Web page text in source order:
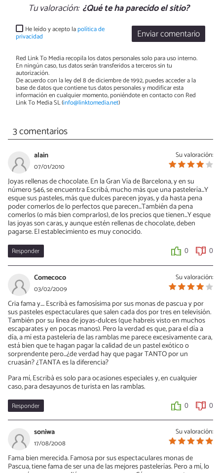
Tu valoración: ¿Qué te ha parecido el sitio?
Enviar comentario
He leído y acepto lapolítica de
privacidad
Red Link To Media recopila los datos personales solo para uso interno.
En ningún caso, tus datos serán transferidos a terceros sin tu
autorización.
De acuerdo con la ley del 8 de diciembre de 1992, puedes acceder a la
base de datos que contiene tus datos personales y modificar esta
información en cualquier momento, poniéndote en contacto con Red
Link To Media SL (info@linktomedia.net)
3 comentarios
Su valoración:
alain
07/01/2010
Joyas rellenas de chocolate. En la Gran Vía de Barcelona, y en su
número 546, se encuentra Escribá, mucho más que una pastelería...Y
esque sus pasteles, más que dulces parecen joyas, y da hasta pena
poder comerlos de lo perfectos que parecen...También da pena
comerlos (o más bien comprarlos), de los precios que tienen...Y esque
las joyas son caras, y aunque estén rellenas de chocolate, deben
pagarse. El establecimiento es muy conocido.
Responder 0 0
Su valoración:
Comecoco
03/02/2009
Cria fama y.... Escribà es famosísima por sus monas de pascua y por
sus pasteles espectaculares que salen cada dos por tres en televisión.
También por su línea de joyas-dulces (que habreis visto en muchos
escaparates y en pocas manos). Pero la verdad es que, para el día a
día, a mí esta pastelería de las ramblas me parece excesivamente cara,
está bien que te hagan pagar la calidad de un pastel exótico o
sorprendente pero...¿de verdad hay que pagar TANTO por un
cruasán? ¿TANTA es la diferencia?
Para mí, Escribà es solo para ocasiones especiales y, en cualquier
caso, para desayunos de turista en las ramblas.
Responder 0 0
Su valoración:
soniwa
17/08/2008
Fama bien merecida. Famosa por sus espectaculares monas de
Pascua, tiene fama de ser una de las mejores pastelerías. Pero a mí, lo